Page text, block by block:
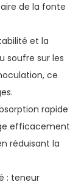
de la fonte
et la
soufre sur les
ce
rapide
efficacement
réduisant la
: teneur